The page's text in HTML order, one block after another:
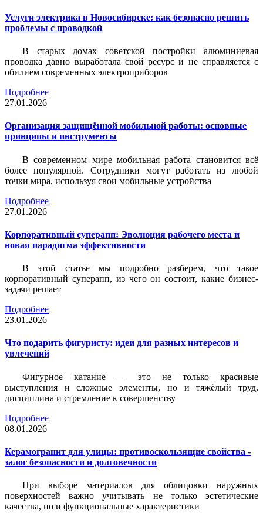
Услуги электрика в Новосибирске: как безопасно решить
проблемы с проводкой
В старых домах советской постройки алюминиевая
проводка давно выработала свой ресурс и не справляется с
обилием современных электроприборов
Подробнее
27.01.2026
Организация защищённой мобильной работы: основные
принципы и инструменты
В современном мире мобильная работа становится всё
более популярной. Сотрудники могут работать из любой
точки мира, используя свои мобильные устройства
Подробнее
27.01.2026
Корпоративный суперапп: Эволюция рабочего места и
новая парадигма эффективности
В этой статье мы подробно разберем, что такое
корпоративный суперапп, из чего он состоит, какие бизнес-
задачи решает
Подробнее
23.01.2026
Что подарить фигуристу: идеи для разных интересов и
увлечений
Фигурное катание — это не только красивые
выступления и сложные элементы, но и тяжёлый труд,
дисциплина и стремление к совершенству
Подробнее
08.01.2026
Керамогранит для улицы: противоскользящие свойства -
залог безопасности и долговечности
При выборе материалов для облицовки наружных
поверхностей важно учитывать не только эстетические
качества, но и функциональные характеристики